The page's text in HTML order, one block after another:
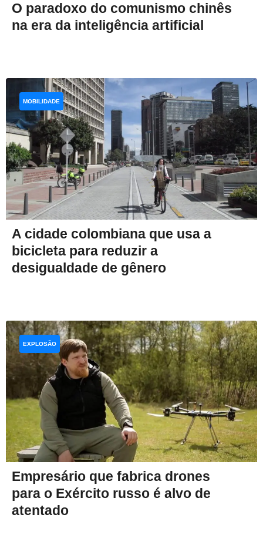
O paradoxo do comunismo chinês
na era da inteligência artificial
A cidade colombiana que usa a
bicicleta para reduzir a
desigualdade de gênero
MOBILIDADE
Empresário que fabrica drones
para o Exército russo é alvo de
atentado
EXPLOSÃO